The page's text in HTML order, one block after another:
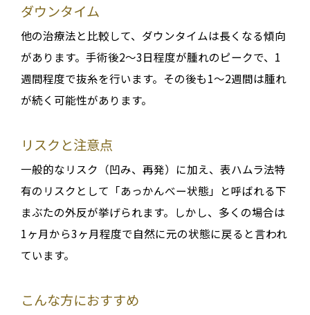
ダウンタイム
他の治療法と比較して、ダウンタイムは長くなる傾向
があります。手術後2～3日程度が腫れのピークで、1
週間程度で抜糸を行います。その後も1～2週間は腫れ
が続く可能性があります。
リスクと注意点
一般的なリスク（凹み、再発）に加え、表ハムラ法特
有のリスクとして「あっかんべー状態」と呼ばれる下
まぶたの外反が挙げられます。しかし、多くの場合は
1ヶ月から3ヶ月程度で自然に元の状態に戻ると言われ
ています。
こんな方におすすめ